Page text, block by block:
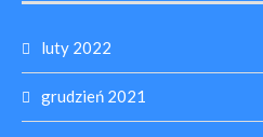
luty 2022
grudzień 2021